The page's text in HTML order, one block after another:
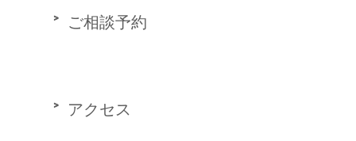
ご相談予約
アクセス